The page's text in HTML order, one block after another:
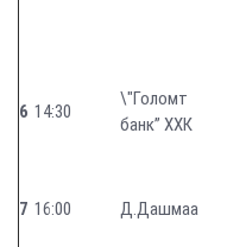
6 14:30
\"Голомт
банк” ХХК
7 16:00 Д.Дашмаа